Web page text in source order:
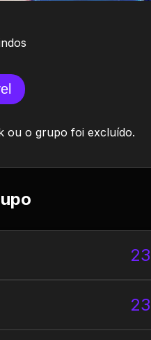
ou o grupo foi excluído.
23
23